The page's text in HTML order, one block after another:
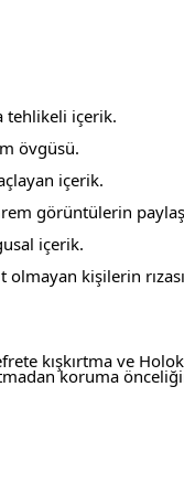
tehlikeli içerik.
övgüsü.
içerik.
görüntülerin
içerik.
kişilerin
kışkırtma ve
koruma